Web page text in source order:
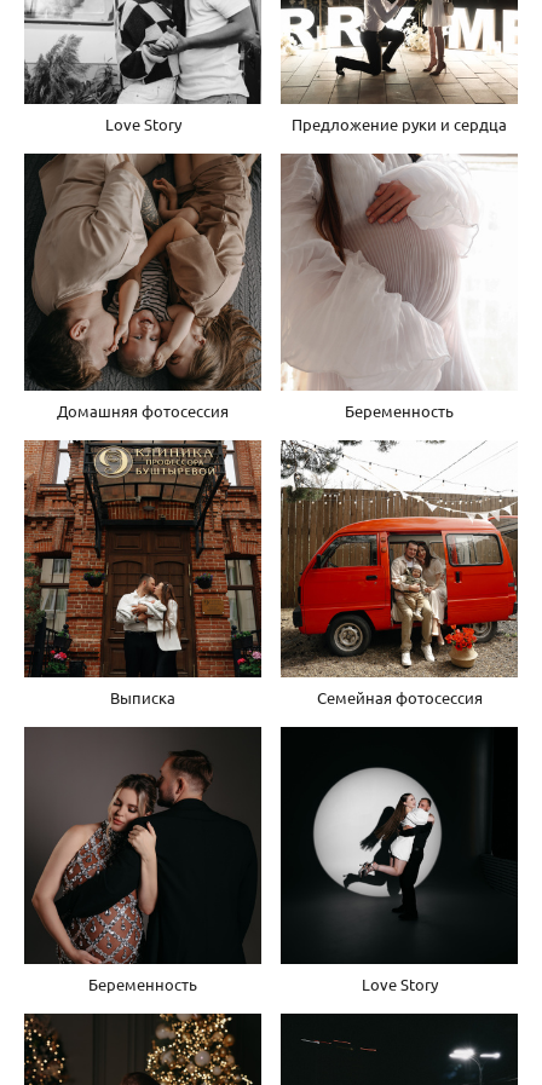
Love Story Предложение руки и сердца
Домашняя фотосессия Беременность
Выписка Семейная фотосессия
Беременность Love Story